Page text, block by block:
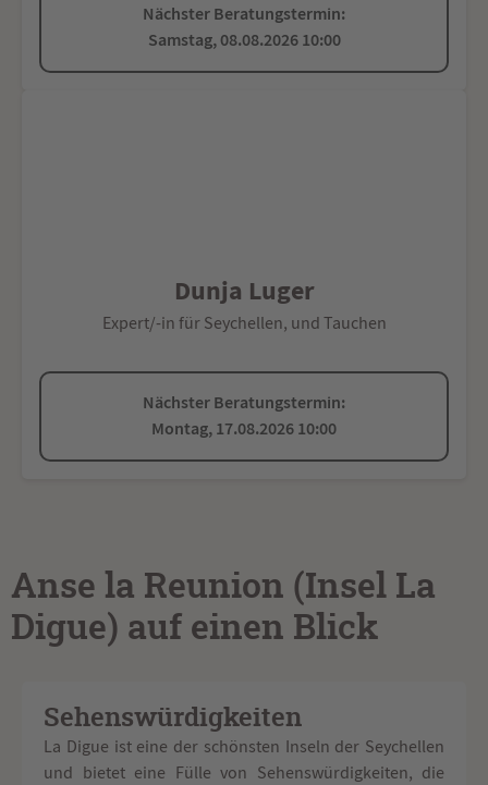
Nächster Beratungstermin:
Samstag, 08.08.2026 10:00
Dunja Luger
Expert/-in für Seychellen, und Tauchen
Nächster Beratungstermin:
Montag, 17.08.2026 10:00
Anse la Reunion (Insel La
Digue) auf einen Blick
Sehenswürdigkeiten
La Digue ist eine der schönsten Inseln der Seychellen
und bietet eine Fülle von Sehenswürdigkeiten, die